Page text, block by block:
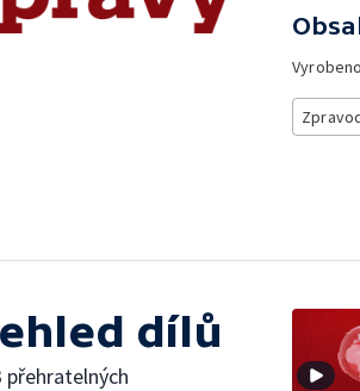
Vyrobeno
dílů
přehratelných